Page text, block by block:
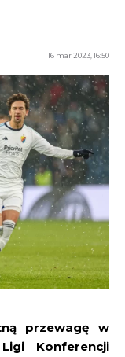
16 mar 2023, 16:50
przewagę w
Konferencji